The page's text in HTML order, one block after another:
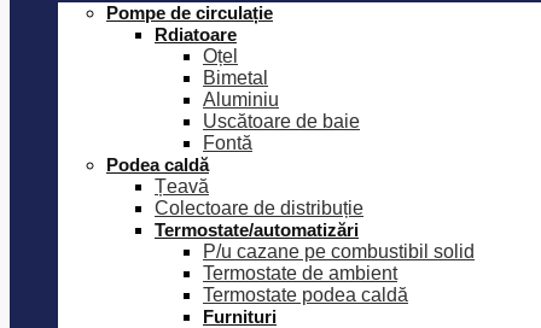
Pompe de circulație
Rdiatoare
Oțel
Bimetal
Aluminiu
Uscătoare de baie
Fontă
Podea caldă
Țeavă
Colectoare de distribuție
Termostate/automatizări
P/u cazane pe combustibil solid
Termostate de ambient
Termostate podea caldă
Furnituri